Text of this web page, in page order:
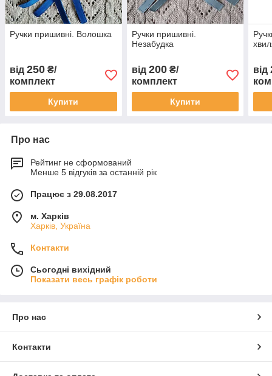
Ручки пришивні. Волошка
від 250 ₴/
комплект
Купити
Ручки пришивні.
Незабудка
від 200₴/
комплект
Купити
від
Про нас
Рейтинг не сформований
Менше 5 відгуків за останній рік
Працює з 29.08.2017
м. Харків
Харків, Україна
Контакти
Сьогодні вихідний
Показати весь графік роботи
Про нас
Контакти